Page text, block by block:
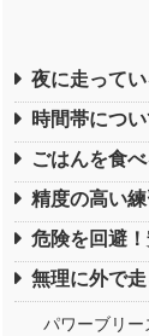
夜に走って
時間帯につ
ごはんを食
精度の高い
危険を回避
無理に外で
パワーブリー